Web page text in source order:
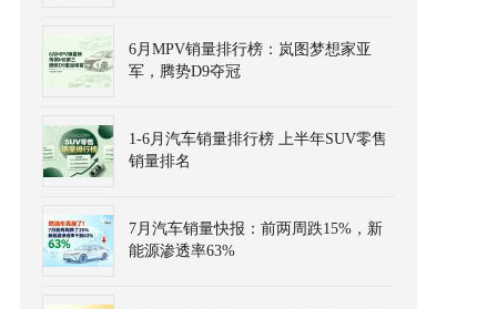
6月MPV销量排行榜：岚图梦想家亚
军，腾势D9夺冠
1-6月汽车销量排行榜 上半年SUV零售
销量排名
7月汽车销量快报：前两周跌15%，新
能源渗透率63%